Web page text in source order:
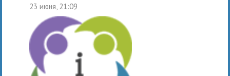
23 июня, 21:09